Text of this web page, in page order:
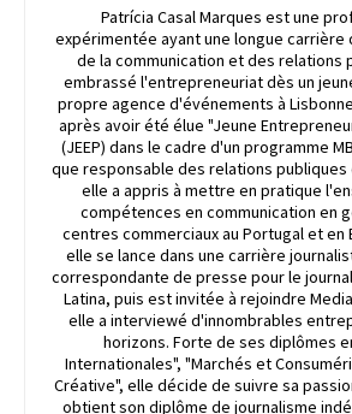
Patrícia Casal Marques est une
expérimentée ayant une longue carrière
de la communication et des relations
embrassé l'entrepreneuriat dès un
propre agence d'événements à
après avoir été élue "Jeune
(JEEP) dans le cadre d'un programme
que responsable des relations publiques
elle a appris à mettre en pratique
compétences en communication en
centres commerciaux au Portugal et en
elle se lance dans une carrière
correspondante de presse pour le
Latina, puis est invitée à rejoindre
elle a interviewé d'innombrables
horizons. Forte de ses diplômes
Internationales", "Marchés et
Créative", elle décide de suivre sa
obtient son diplôme de journalisme